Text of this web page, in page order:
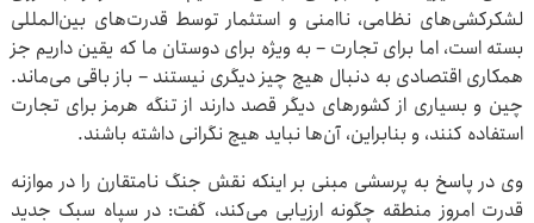
لشکرکشی‌های نظامی، ناامنی و استثمار توسط قدرت‌های بین‌المللی
بسته است، اما برای تجارت – به ویژه برای دوستان ما که یقین داریم جز
همکاری اقتصادی به دنبال هیچ چیز دیگری نیستند – باز باقی می‌ماند.
چین و بسیاری از کشورهای دیگر قصد دارند از تنگه هرمز برای تجارت
استفاده کنند، و بنابراین، آن‌ها نباید هیچ نگرانی داشته باشند.
وی در پاسخ به پرسشی مبنی بر اینکه نقش جنگ نامتقارن را در موازنه
قدرت امروز منطقه چگونه ارزیابی می‌کند، گفت: در سپاه سبک جدید